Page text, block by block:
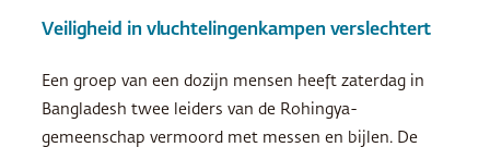
Veiligheid in vluchtelingenkampen verslechtert
Een groep van een dozijn mensen heeft zaterdag in
Bangladesh twee leiders van de Rohingya-
gemeenschap vermoord met messen en bijlen. De